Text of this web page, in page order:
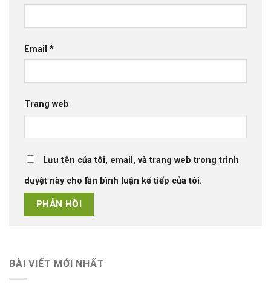
Email *
Trang web
Lưu tên của tôi, email, và trang web trong trình
duyệt này cho lần bình luận kế tiếp của tôi.
BÀI VIẾT MỚI NHẤT